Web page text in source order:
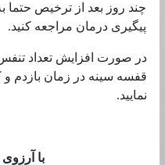
چند روز بعد از ترخیص‌
پیگیری‌ درمان مراجعه‌ کنید.
در صورت افزایش‌ تعداد
قفسه‌ سینه‌ در زمان بازدم و
نمایید.
با